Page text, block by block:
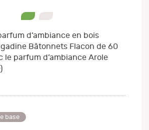
d’ambiance en bois
Bâtonnets Flacon de 60
le parfum d’ambiance Arole
base